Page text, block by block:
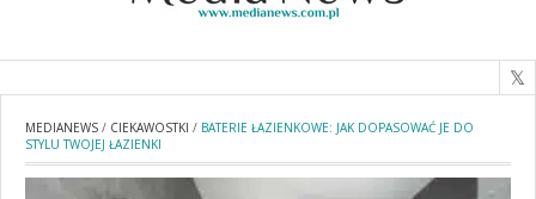
MEDIANEWS / CIEKAWOSTKI / BATERIE ŁAZIENKOWE: JAK DOPASOWAĆ JE DO
STYLU TWOJEJ ŁAZIENKI